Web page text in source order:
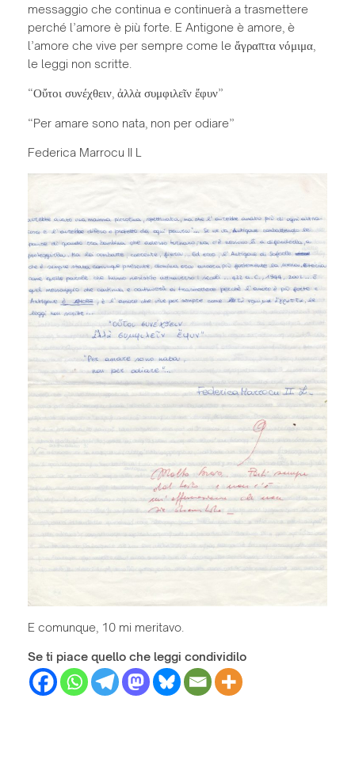
messaggio che continua e continuerà a trasmettere
perché l’amore è più forte. E Antigone è amore, è
l’amore che vive per sempre come le ἄγραπτα νόμιμα,
le leggi non scritte.
“Οὔτοι συνέχθειν, ἀλλὰ συμφιλεῖν ἔφυν”
“Per amare sono nata, non per odiare”
Federica Marrocu II L
E comunque, 10 mi meritavo.
Se ti piace quello che leggi condividilo